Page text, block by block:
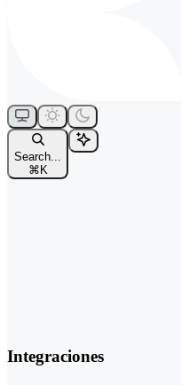
Search...
⌘ K
Integraciones